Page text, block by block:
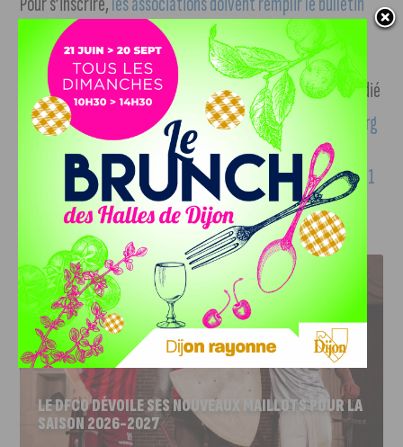
d’inscription en ligne.
Vous pouvez également consulter le site spécialement dédié
à la manifestation à l’adresse suivante :www.legranddej.org
Réseaux sociaux :https://www.facebook.com/LeGrandDej21
J'AIME LE DFCO
LE DFCO DÉVOILE SES NOUVEAUX MAILLOTS POUR LA
SAISON 2026-2027